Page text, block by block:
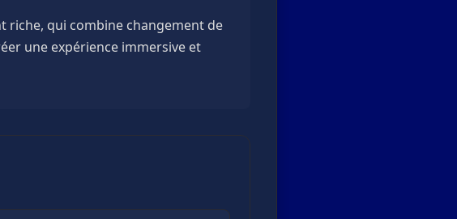
riche, qui combine changement de
une expérience immersive et